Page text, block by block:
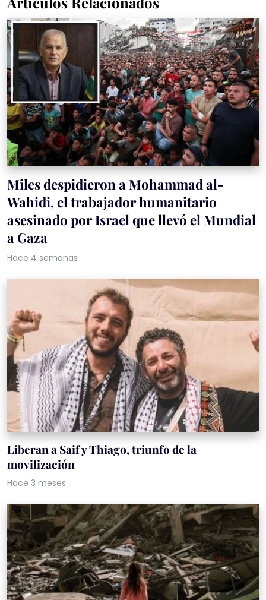
Miles despidieron a Mohammad al-
Wahidi, el trabajador humanitario
asesinado por Israel que llevó el Mundial
a Gaza
Hace 4 semanas
Liberan a Saif y Thiago, triunfo de la
movilización
Hace 3 meses